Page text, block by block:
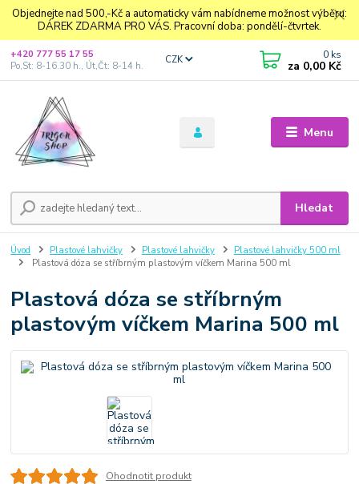
Objednejte nad 500,-Kč a automaticky vám nabídneme možnost výběru:
DÁREK ZDARMA PRO VÁS. Pracovní doba: pondělí-čtvrtek.
Menu
CZK
Hledat
+420 777 55 17 55
Po,St: 8-16.30 h., Út,Čt: 8-14 h.
0 ks
za 0,00 Kč
Úvod Plastové lahvičky Plastové lahvičky
Plastové lahvičky 500 ml
Plastová dóza se stříbrným plastovým víčkem Marina 500 ml
Plastová dóza se stříbrným
plastovým víčkem Marina 500 ml
Ohodnotit produkt